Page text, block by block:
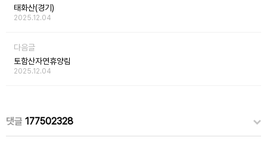
태화산(경기)
2025.12.04
다음글
토함산자연휴양림
2025.12.04
댓글 177502328